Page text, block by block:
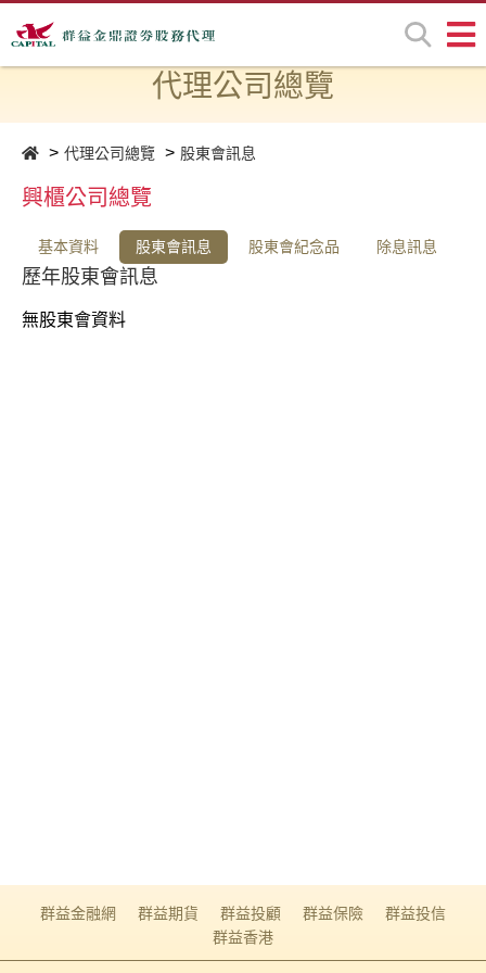
代理公司總覽
代理公司總覽 股東會訊息
興櫃公司總覽
基本資料 股東會訊息 股東會紀念品 除息訊息
歷年股東會訊息
無股東會資料
群益金融網 群益期貨 群益投顧 群益保險
群益投信
群益香港